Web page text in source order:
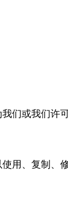
们或我们许
用、复制、